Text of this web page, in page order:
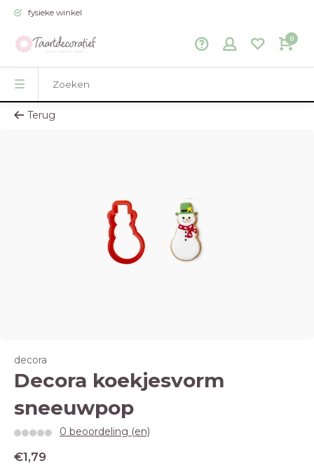
fysieke winkel
0
Terug
decora
Decora koekjesvorm
sneeuwpop
0 beoordeling (en)
€1,79